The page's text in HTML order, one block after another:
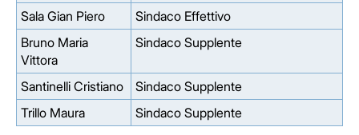
Sala Gian Piero
Sindaco Effettivo
Bruno Maria
Vittora
Sindaco Supplente
Santinelli Cristiano
Sindaco Supplente
Trillo Maura
Sindaco Supplente